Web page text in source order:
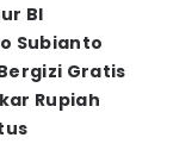
BI
Subianto
Gratis
Rupiah